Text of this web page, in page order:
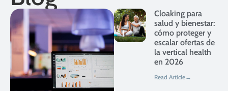
Cloaking para
salud y bienestar:
cómo proteger y
escalar ofertas de
la vertical health
en 2026
Read Article→